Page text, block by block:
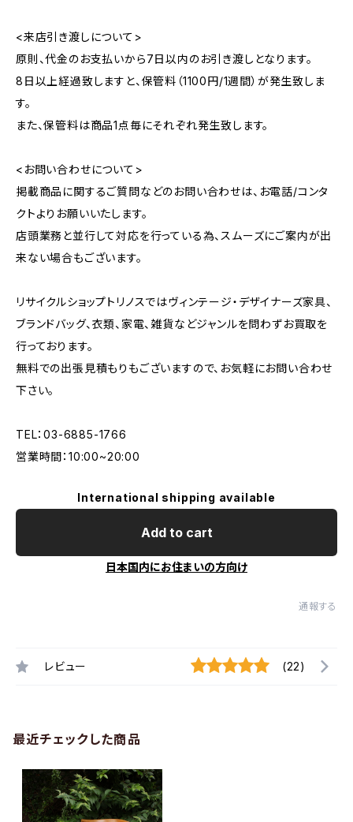
<来店引き渡しについて>
原則、代金のお支払いから7日以内のお引き渡しとなります。
8日以上経過致しますと、保管料（1100円/1週間）が発生致しま
す。
また、保管料は商品1点毎にそれぞれ発生致します。
<お問い合わせについて>
掲載商品に関するご質問などのお問い合わせは、お電話/コンタ
クトよりお願いいたします。
店頭業務と並行して対応を行っている為、スムーズにご案内が出
来ない場合もございます。
リサイクルショップトリノスではヴィンテージ・デザイナーズ家具、
ブランドバッグ、衣類、家電、雑貨などジャンルを問わずお買取を
行っております。
無料での出張見積もりもございますので、お気軽にお問い合わせ
下さい。
TEL：03-6885-1766
営業時間：10:00~20:00
International shipping available
Add to cart
日本国内にお住まいの方向け
通報する
レビュー (22)
最近チェックした商品